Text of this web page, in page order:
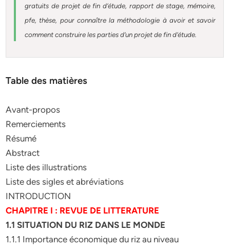
gratuits de projet de fin d’étude, rapport de stage, mémoire,
pfe, thèse, pour connaître la méthodologie à avoir et savoir
comment construire les parties d’un projet de fin d’étude
Table des matières
Avant-propos
Remerciements
Résumé
Abstract
Liste des illustrations
Liste des sigles et abréviations
INTRODUCTION
CHAPITRE I : REVUE DE LITTERATURE
1.1 SITUATION DU RIZ DANS LE MONDE
1.1.1 Importance économique du riz au niveau